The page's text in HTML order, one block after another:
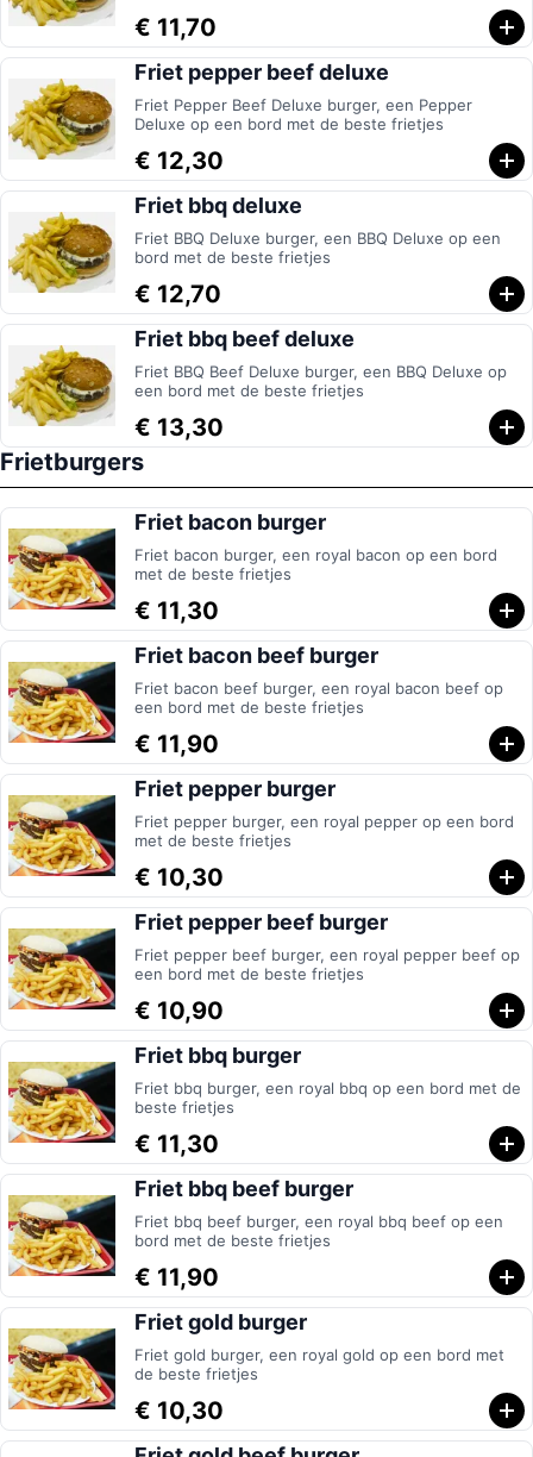
€ 11,70
Friet pepper beef deluxe
Friet Pepper Beef Deluxe burger, een Pepper
Deluxe op een bord met de beste frietjes
€ 12,30
Friet bbq deluxe
Friet BBQ Deluxe burger, een BBQ Deluxe op een
bord met de beste frietjes
€ 12,70
Friet bbq beef deluxe
Friet BBQ Beef Deluxe burger, een BBQ Deluxe op
een bord met de beste frietjes
€ 13,30
Frietburgers
Friet bacon burger
Friet bacon burger, een royal bacon op een bord
met de beste frietjes
€ 11,30
Friet bacon beef burger
Friet bacon beef burger, een royal bacon beef op
een bord met de beste frietjes
€ 11,90
Friet pepper burger
Friet pepper burger, een royal pepper op een bord
met de beste frietjes
€ 10,30
Friet pepper beef burger
Friet pepper beef burger, een royal pepper beef op
een bord met de beste frietjes
€ 10,90
Friet bbq burger
Friet bbq burger, een royal bbq op een bord met de
beste frietjes
€ 11,30
Friet bbq beef burger
Friet bbq beef burger, een royal bbq beef op een
bord met de beste frietjes
€ 11,90
Friet gold burger
Friet gold burger, een royal gold op een bord met
de beste frietjes
€ 10,30